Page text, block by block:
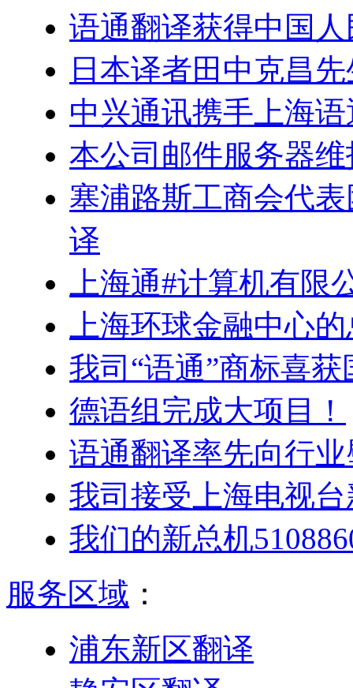
语通翻译获得中国
日本译者田中克昌
中兴通讯携手上海
本公司邮件服务器
塞浦路斯工商会代
译
上海通#计算机有限
上海环球金融中心
我司“语通”商标喜
德语组完成大项目！
语通翻译率先向行
我司接受上海电视
我们的新总机
服务区域 ：
浦东新区翻译